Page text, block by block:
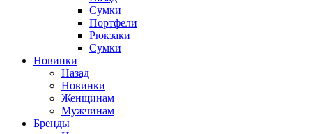
Сумки
Портфели
Рюкзаки
Сумки
Новинки
Назад
Новинки
Женщинам
Мужчинам
Бренды